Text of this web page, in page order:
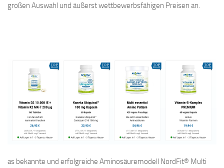
großen Auswahl und äußerst wettbewerbsfähigen Preisen an.
as bekannte und erfolgreiche Aminosäuremodell NordFit® Multi